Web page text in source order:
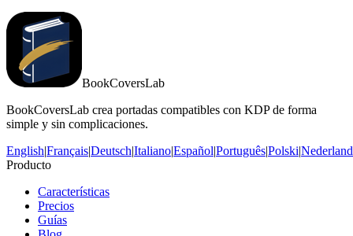
BookCoversLab
BookCoversLab crea portadas compatibles con KDP de forma
simple y sin complicaciones.
English|Français|Deutsch|Italiano|Español|Português|Polski|
Producto
Características
Precios
Guías